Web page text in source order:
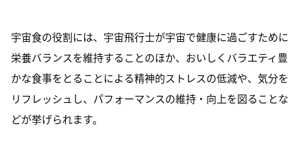
宇宙食の役割には、宇宙飛行士が宇宙で健康に過ごすために
栄養バランスを維持することのほか、おいしくバラエティ豊
かな食事をとることによる精神的ストレスの低減や、気分を
リフレッシュし、パフォーマンスの維持・向上を図ることな
どが挙げられます。